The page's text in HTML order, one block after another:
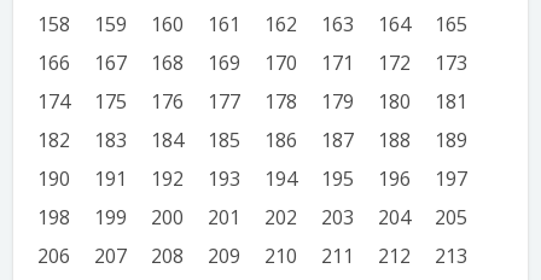
158
159 160 161 162 163 164
165
166
167 168 169 170 171 172
173
174
175 176 177 178 179 180
181
182
183 184 185 186 187 188
189
190
191 192 193 194 195 196
197
198
199 200 201 202 203 204
205
206
207 208 209 210 211 212
213